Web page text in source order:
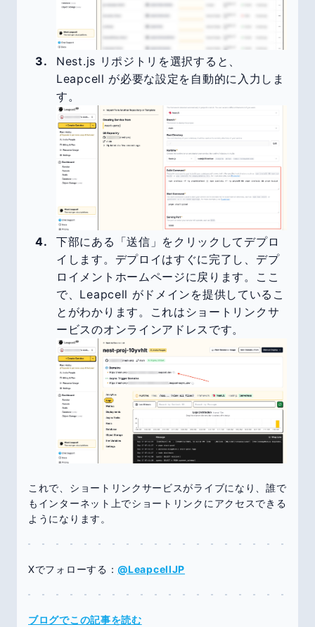
Nest.js リポジトリを選択すると、
Leapcell が必要な設定を自動的に入力しま
す。
下部にある「送信」をクリックしてデプロ
イします。デプロイはすぐに完了し、デプ
ロイメントホームページに戻ります。ここ
で、Leapcell がドメインを提供しているこ
とがわかります。これはショートリンクサ
ービスのオンラインアドレスです。
これで、ショートリンクサービスがライブになり、誰で
もインターネット上でショートリンクにアクセスできる
ようになります。
Xでフォローする：@LeapcellJP
ブログでこの記事を読む